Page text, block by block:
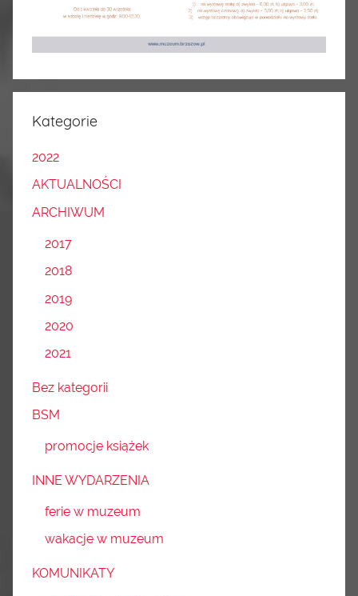
Kategorie
2022
AKTUALNOŚCI
ARCHIWUM
2017
2018
2019
2020
2021
Bez kategorii
BSM
promocje książek
INNE WYDARZENIA
ferie w muzeum
wakacje w muzeum
KOMUNIKATY